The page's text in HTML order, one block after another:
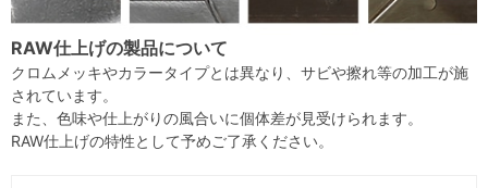
RAW仕上げの製品について
クロムメッキやカラータイプとは異なり、サビや擦れ等の加工が施
されています。
また、色味や仕上がりの風合いに個体差が見受けられます。
RAW仕上げの特性として予めご了承ください。